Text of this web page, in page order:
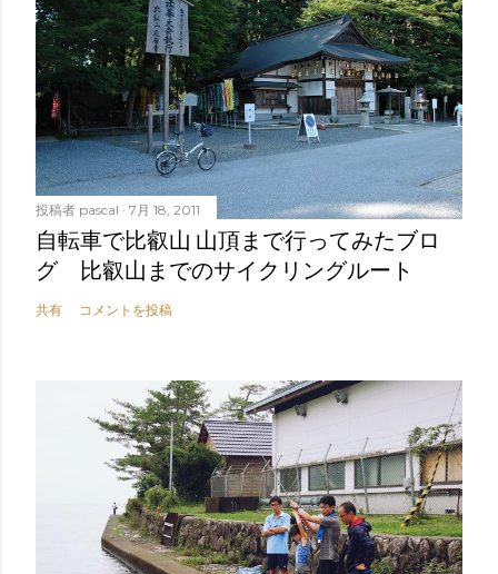
投稿者 pascal 7月 18, 2011
自転車で比叡山 山頂まで行ってみたブロ
グ 比叡山までのサイクリングルート
共有 コメントを投稿